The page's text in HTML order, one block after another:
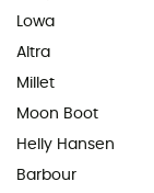
Lowa
Altra
Millet
Moon Boot
Helly Hansen
Barbour